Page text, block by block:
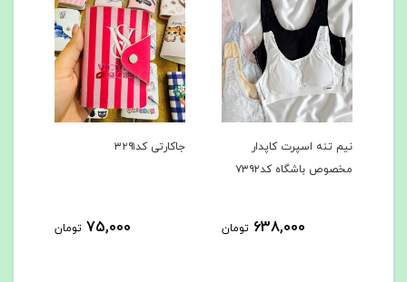
نیم تنه اسپرت کاپدار
مخصوص باشگاه کد۷۳۹۲
638,000 تومان
جاکارتی کد۳۲۹۱
75,000 تومان